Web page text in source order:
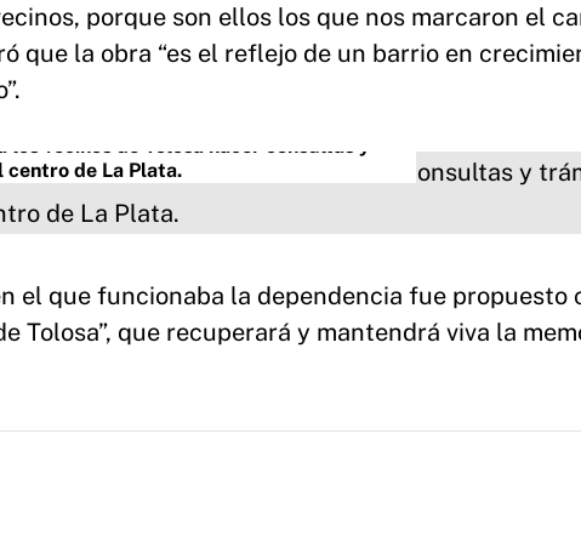
porque son ellos los que nos marcaron el
que la obra “es el reflejo de un barrio en
vecinos de Tolosa hacer consultas y
de La Plata.
el que funcionaba la dependencia fue propuesto
Tolosa”, que recuperará y mantendrá viva la